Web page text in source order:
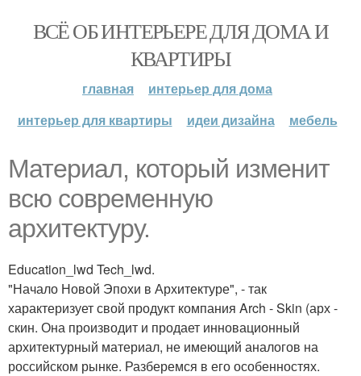
ВСЁ ОБ ИНТЕРЬЕРЕ ДЛЯ ДОМА И
КВАРТИРЫ
главная
интерьер для дома
интерьер для квартиры
идеи дизайна мебель
Материал, который изменит
всю современную
архитектуру.
Education_lwd Tech_lwd.
"Начало Новой Эпохи в Архитектуре", - так
характеризует свой продукт компания Arch - Skin (арх -
скин. Она производит и продает инновационный
архитектурный материал, не имеющий аналогов на
российском рынке. Разберемся в его особенностях.